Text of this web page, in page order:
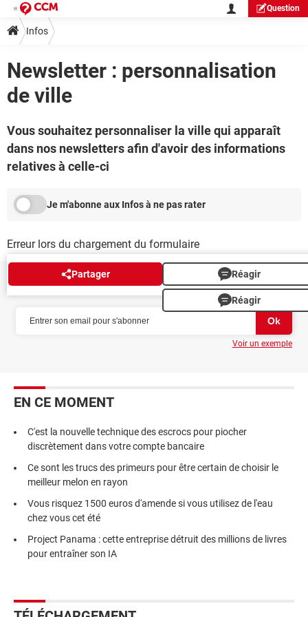
Question
Infos
Newsletter : personnalisation
de ville
Vous souhaitez personnaliser la ville qui apparaît
dans nos newsletters afin d'avoir des informations
relatives à celle-ci
Je m'abonne aux Infos à ne pas rater
Erreur lors du chargement du formulaire
Partager Réagir
Réagir
NEWSLETTER
Voir un exemple
EN CE MOMENT
C'est la nouvelle technique des escrocs pour piocher
discrètement dans votre compte bancaire
Ce sont les trucs des primeurs pour être certain de choisir le
meilleur melon en rayon
Vous risquez 1500 euros d'amende si vous utilisez de l'eau
chez vous cet été
Project Panama : cette entreprise détruit des millions de livres
pour entraîner son IA